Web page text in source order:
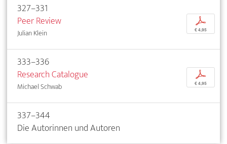
327–331
Peer Review
Julian Klein
p
€ 4,95
333–336
Research Catalogue
Michael Schwab
p
€ 4,95
337–344
Die Autorinnen und Autoren